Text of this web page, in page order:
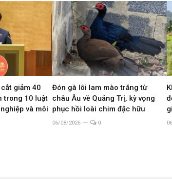
giảm 40
trong 10 luật
và môi
Đón gà lôi lam mào trắng từ
châu Âu về Quảng Trị, kỳ vọng
phục hồi loài chim đặc hữu
06/08/2026 0